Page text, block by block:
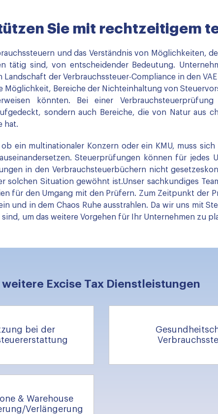
Sie mit rechtzeitigem
und das Verständnis von Möglichkeiten,
tätig sind, von entscheidender Bedeutung.
Landschaft der Verbrauchssteuer-Compliance in den
Möglichkeit, Bereiche der Nichteinhaltung von
könnten. Bei einer
sondern auch Bereiche, die von Natur aus
hat.
ob ein multinationaler Konzern oder ein KMU, muss
Steuerprüfungen können für jedes
in den Verbrauchsteuerbüchern nicht
solchen Situation gewöhnt ist.Unser sachkundiges
für den Umgang mit den Prüfern. Zum Zeitpunkt der
und in dem Chaos Ruhe ausstrahlen. Da wir uns mit
sind, um das weitere Vorgehen für Ihr Unternehmen zu
weitere Excise Tax Dienstleistungen
bei der
& Warehouse
Verlängerung